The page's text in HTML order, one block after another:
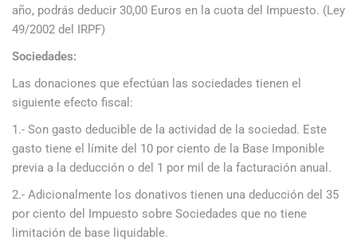
año, podrás deducir 30,00 Euros en la cuota del Impuesto. (Ley
49/2002 del IRPF)
Sociedades:
Las donaciones que efectúan las sociedades tienen el
siguiente efecto fiscal:
1.- Son gasto deducible de la actividad de la sociedad. Este
gasto tiene el límite del 10 por ciento de la Base Imponible
previa a la deducción o del 1 por mil de la facturación anual.
2.- Adicionalmente los donativos tienen una deducción del 35
por ciento del Impuesto sobre Sociedades que no tiene
limitación de base liquidable.